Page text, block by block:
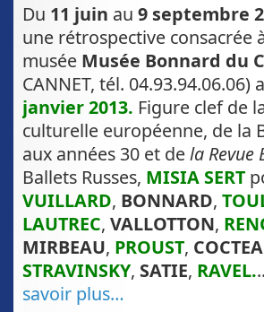
Du 11 juin au 9 septembre
une rétrospective consacrée
musée Musée Bonnard du
CANNET, tél. 04.93.94.06.06)
janvier 2013. Figure clef de
culturelle européenne, de la
aux années 30 et dela Revue
Ballets Russes, MISIA SERT
VUILLARD, BONNARD,
LAUTREC, VALLOTTON,
MIRBEAU, PROUST,
STRAVINSKY, SATIE, RAVEL...
savoir plus…